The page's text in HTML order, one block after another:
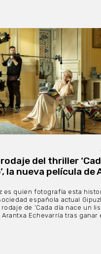
del thriller
la nueva película de
es quien fotografía esta
española actual
de ‘Cada día nace un
Echevarría tras ganar